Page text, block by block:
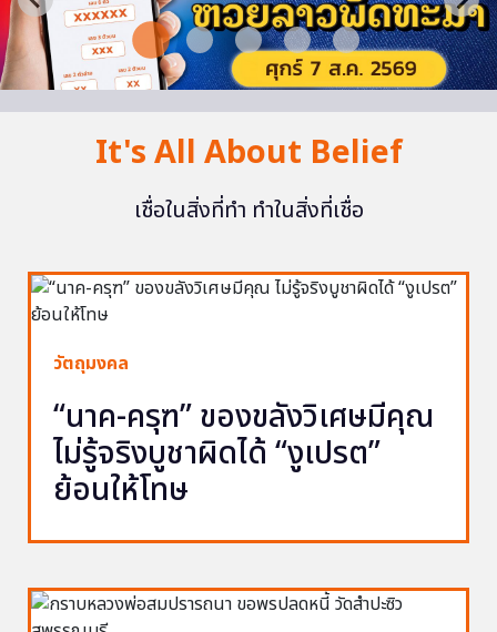
It's All About Belief
เชื่อในสิ่งที่ทำ ทำในสิ่งที่เชื่อ
วัตถุมงคล
“นาค-ครุฑ” ของขลังวิเศษมีคุณ
ไม่รู้จริงบูชาผิดได้ “งูเปรต”
ย้อนให้โทษ